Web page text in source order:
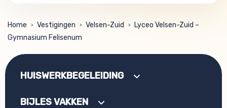
Home > Vestigingen > Velsen-Zuid >
Lyceo Velsen-Zuid –
Gymnasium Felisenum
HUISWERKBEGELEIDING
BIJLES VAKKEN